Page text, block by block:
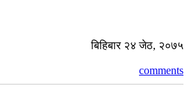
बिहिबार २४ जेठ, २०७५
comments